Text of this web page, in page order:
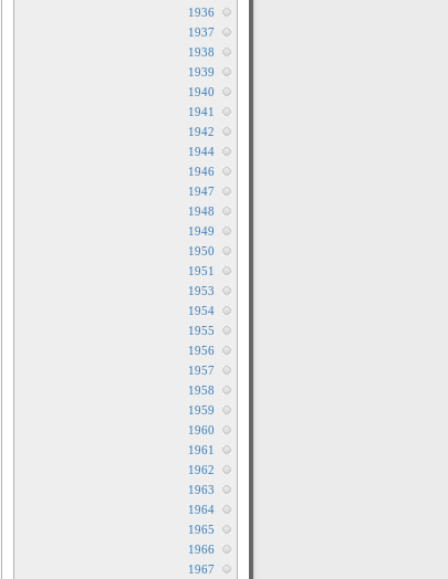
1936
1937
1938
1939
1940
1941
1942
1944
1946
1947
1948
1949
1950
1951
1953
1954
1955
1956
1957
1958
1959
1960
1961
1962
1963
1964
1965
1966
1967